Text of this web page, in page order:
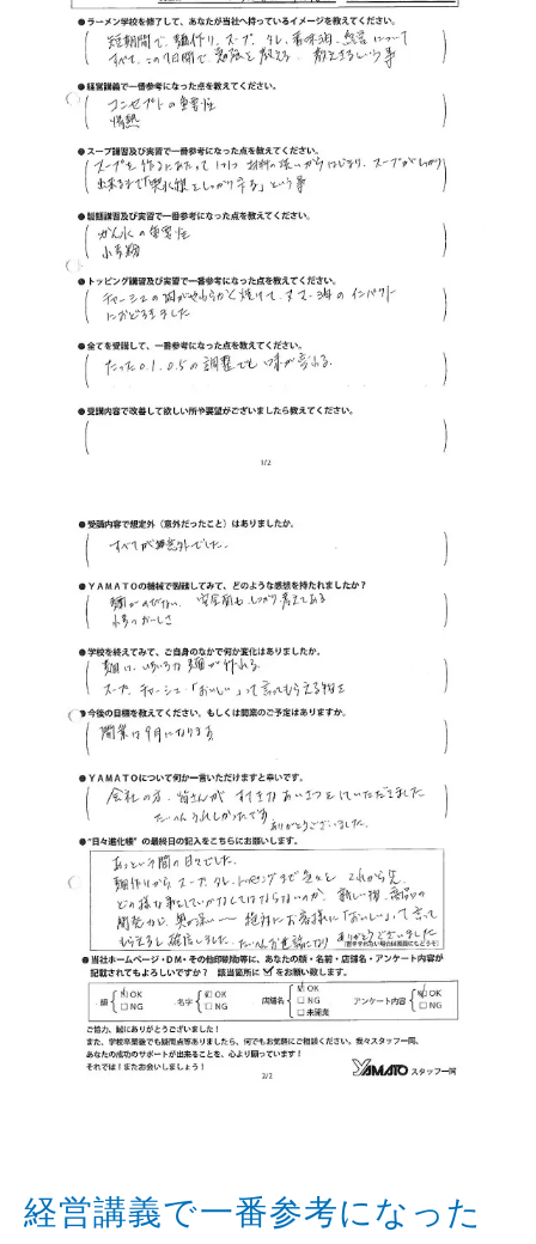
経営講義で一番参考になった